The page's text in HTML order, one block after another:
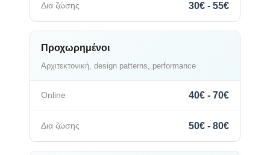
30€ - 55€
Προχωρημένοι
Αρχιτεκτονική, design patterns, performance
40€ - 70€
50€ - 80€